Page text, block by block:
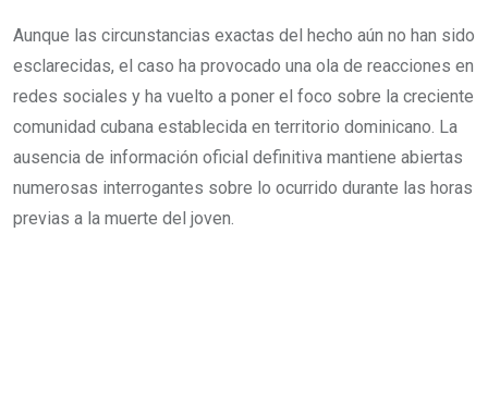
Aunque las circunstancias exactas del hecho aún no han sido
esclarecidas, el caso ha provocado una ola de reacciones en
redes sociales y ha vuelto a poner el foco sobre la creciente
comunidad cubana establecida en territorio dominicano. La
ausencia de información oficial definitiva mantiene abiertas
numerosas interrogantes sobre lo ocurrido durante las horas
previas a la muerte del joven.